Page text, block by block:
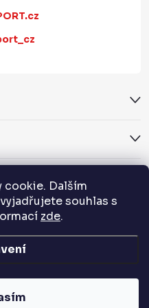
cookie. Dalším
souhlas s
zde.